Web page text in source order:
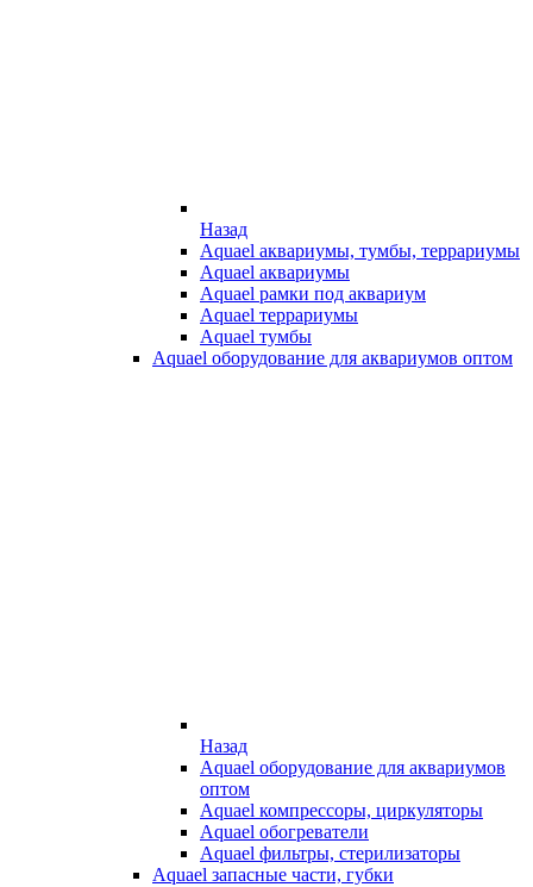
Назад
Aquael аквариумы, тумбы, террариумы
Aquael аквариумы
Aquael рамки под аквариум
Aquael террариумы
Aquael тумбы
Aquael оборудование для аквариумов оптом
Назад
Aquael оборудование для аквариумов
оптом
Aquael компрессоры, циркуляторы
Aquael обогреватели
Aquael фильтры, стерилизаторы
Aquael запасные части, губки